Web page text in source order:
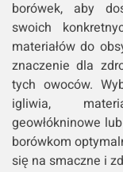
borówek, aby
swoich
materiałów do
znaczenie dla
tych owoców.
igliwia,
geowłókninowe
borówkom
się na smaczne i